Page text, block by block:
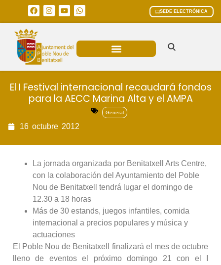
SEDE ELECTRÓNICA
El I Festival internacional recaudará fondos
para la AECC Marina Alta y el AMPA
General
16 octubre 2012
La jornada organizada por Benitatxell Arts Centre,
con la colaboración del Ayuntamiento del Poble
Nou de Benitatxell tendrá lugar el domingo de
12.30 a 18 horas
Más de 30 estands, juegos infantiles, comida
internacional a precios populares y música y
actuaciones
El Poble Nou de Benitatxell finalizará el mes de octubre
lleno
de eventos el próximo domingo 21 con el I